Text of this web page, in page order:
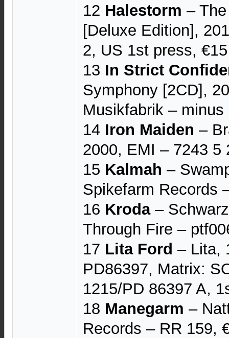
12 Halestorm ‎–
[Deluxe Edition],
2, US 1st press, €15
13 In Strict
Symphony [2CD],
Musikfabrik – minus
14 Iron Maiden –
2000, EMI – 7243 5
15 Kalmah ‎–
Spikefarm Records
16 Kroda‎–
Through Fire ‎–
17 Lita Ford – Lita,
PD86397, Matrix:
1215/PD 86397 A,
18 Manegarm –
Records – RR 159,